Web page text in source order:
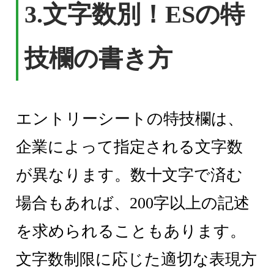
3.文字数別！ESの特
技欄の書き方
エントリーシートの特技欄は、
企業によって指定される文字数
が異なります。数十文字で済む
場合もあれば、200字以上の記述
を求められることもあります。
文字数制限に応じた適切な表現方